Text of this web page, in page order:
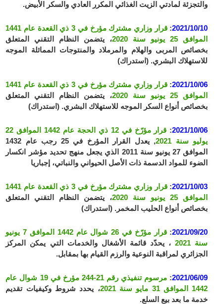
والتجزئة لمادتي الزيت الغذائي المكرر العادي والسكر الأبيض.
2021/10/10
:
قرار وزاري مشترك مؤرخ في 3 ذي القعدة عام 1441
الموافق 25 يونيو سنة 2020
، يتضمن النظام التقني المتعلق
بخصائص المربى والهلام والمرملاد والمنتوجات المماثلة الموجه
للاستهلاك البشري. (استدراك)
2021/10/06
:
قرار وزاري مشترك مؤرخ في 3 ذي القعدة عام 1441
الموافق 25 يونيو سنة 2020
، يتضمن النظام التقني المتعلق
بخصائص أنواع السكر الموجه للاستهلاك البشري. (استدراك)
2021/10/06
:
قرار مؤرّخ في 12 ذي الحجة عام 1442 الموافق 22
يوليو سنة 2021
, يعدل القرار المؤرخ في 25 رجب عام 1432
الموافق 27 يونيو سنة 2011 الذي يجعل منهج تحديد مؤشر انكسار
الضوء للمواد الدسمة ذات الأصل الحيواني والنباتي، إجباريا
2021/10/03
:
قرار وزاري مشترك مؤرخ في 3 ذي القعدة عام 1441
الموافق 25 يونيو سنة 2020
، يتضمن النظام التقني المتعلق
بخصائص أنواع الحليب المخمر. (استدراك)
2021/09/20
:
قرار مؤرّخ في 26 شوال عام 1442 الموافق 7 يونيو
سنة 2021
، يحدّد قائمة الأشغال والخدمات التي يمكن المركز
الجزائري لمراقبة النوعية والرزم القيام بها بمقابل.
2021/06/09
:
مرسوم تنفيذي رقم 21-244 مؤرخ في 19 شوال عام
1442 الموافق 31 مايو سنة 2021
، يحدد شروط وكيفيات تقديم
خدمة ما بعد بيع السلع.